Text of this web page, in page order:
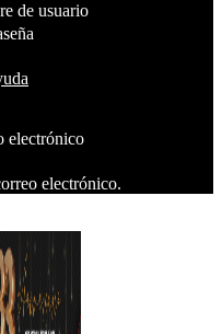
de usuario
electrónico
electrónico.